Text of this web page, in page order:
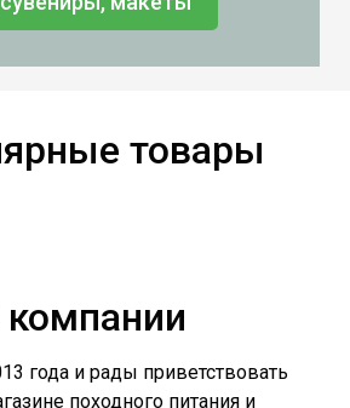
товары
года и рады приветствовать
походного питания и